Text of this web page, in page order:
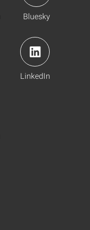
Bluesky
LinkedIn